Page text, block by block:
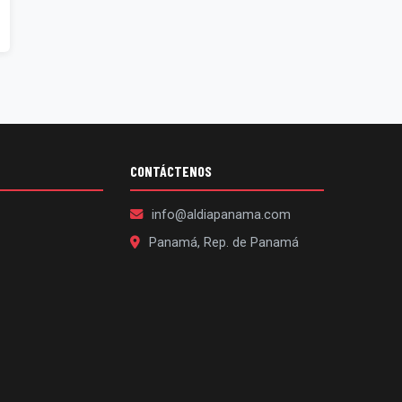
CONTÁCTENOS
info@aldiapanama.com
Panamá, Rep. de Panamá